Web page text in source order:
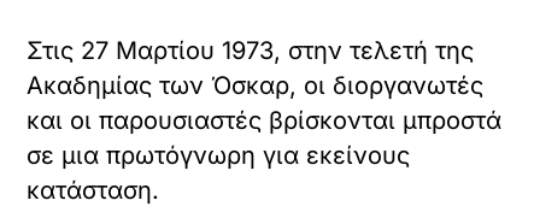
Στις 27 Μαρτίου 1973, στην τελετή της
Ακαδημίας των Όσκαρ, οι διοργανωτές
και οι παρουσιαστές βρίσκονται μπροστά
σε μια πρωτόγνωρη για εκείνους
κατάσταση.